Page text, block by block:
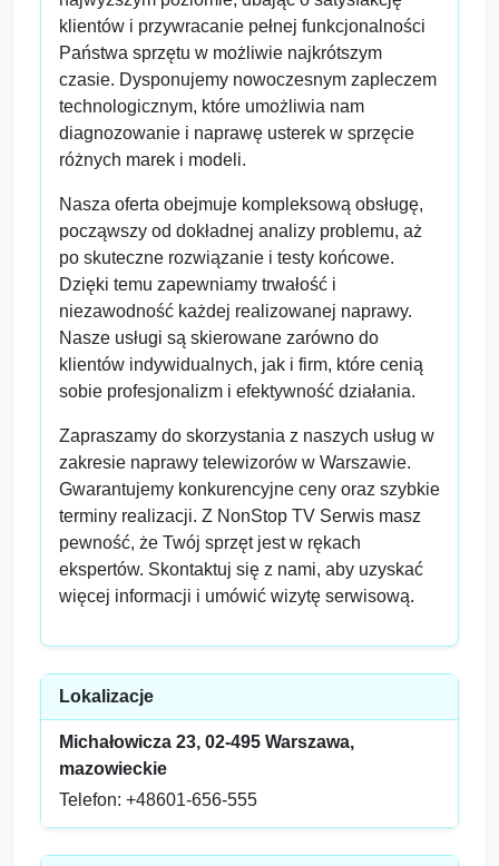
klientów i przywracanie pełnej funkcjonalności
Państwa sprzętu w możliwie najkrótszym
czasie. Dysponujemy nowoczesnym zapleczem
technologicznym, które umożliwia nam
diagnozowanie i naprawę usterek w sprzęcie
różnych marek i modeli.
Nasza oferta obejmuje kompleksową obsługę,
począwszy od dokładnej analizy problemu, aż
po skuteczne rozwiązanie i testy końcowe.
Dzięki temu zapewniamy trwałość i
niezawodność każdej realizowanej naprawy.
Nasze usługi są skierowane zarówno do
klientów indywidualnych, jak i firm, które cenią
sobie profesjonalizm i efektywność działania.
Zapraszamy do skorzystania z naszych usług w
zakresie naprawy telewizorów w Warszawie.
Gwarantujemy konkurencyjne ceny oraz szybkie
terminy realizacji. Z NonStop TV Serwis masz
pewność, że Twój sprzęt jest w rękach
ekspertów. Skontaktuj się z nami, aby uzyskać
więcej informacji i umówić wizytę serwisową.
Lokalizacje
Michałowicza 23, 02-495 Warszawa,
mazowieckie
Telefon: +48601-656-555